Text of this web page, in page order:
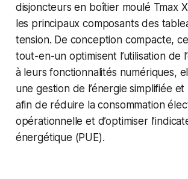
disjoncteurs en boîtier moulé Tmax
les principaux composants des
tension. De conception compacte,
tout-en-un optimisent l’utilisation de
à leurs fonctionnalités numériques,
une gestion de l’énergie simplifiée
afin de réduire la consommation
opérationnelle et d’optimiser
énergétique (PUE).